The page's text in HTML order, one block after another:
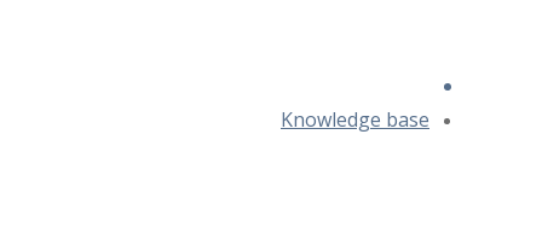
Knowledge base